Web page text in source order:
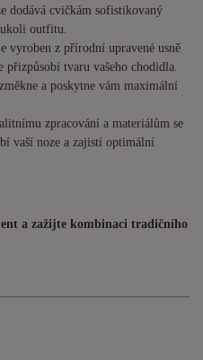
dodává cvičkám sofistikovaný
outfitu.
vyroben z přírodní upravené usně
přizpůsobí tvaru vašeho chodidla.
a poskytne vám maximální
zpracování a materiálům se
vaší noze a zajistí optimální
a zažijte kombinaci tradičního